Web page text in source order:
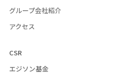
グループ会社紹介
アクセス
CSR
エジソン基金